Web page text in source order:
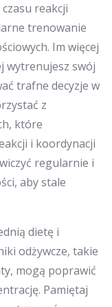
reakcji
trenowanie
Im więcej
wytrenujesz swój
trafne decyzje w
z
które
i koordynacji
regularnie i
aby stale
dietę i
odżywcze, takie
mogą poprawić
Pamiętaj